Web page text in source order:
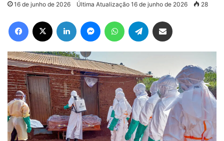
16 de junho de 2026 Última Atualização 16 de junho de 2026 28